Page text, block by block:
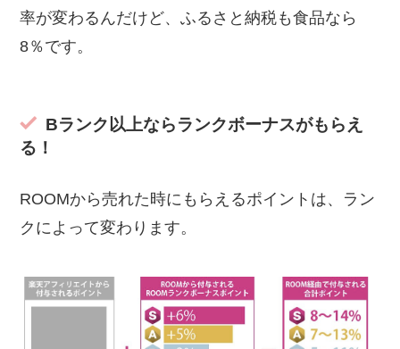
率が変わるんだけど、ふるさと納税も食品なら
8％です。
Bランク以上ならランクボーナスがもらえ
る！
ROOMから売れた時にもらえるポイントは、ラン
クによって変わります。